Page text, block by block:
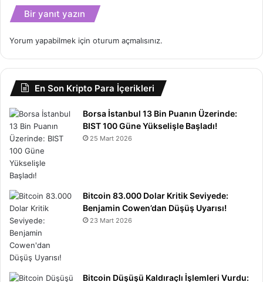
Bir yanıt yazın
Yorum yapabilmek için oturum açmalısınız.
En Son Kripto Para İçerikleri
Borsa İstanbul 13 Bin Puanın Üzerinde:
BIST 100 Güne Yükselişle Başladı!
25 Mart 2026
Bitcoin 83.000 Dolar Kritik Seviyede:
Benjamin Cowen’dan Düşüş Uyarısı!
23 Mart 2026
Bitcoin Düşüşü Kaldıraçlı İşlemleri Vurdu: